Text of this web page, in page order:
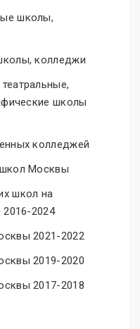
школы,
колледжи
школы
колледжей
Москвы
школ на
2024
2021-2022
2019-2020
2017-2018